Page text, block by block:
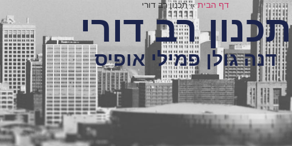
דף הבית»תכנון רב דורי
תכנון רב דורי
דנה גולן פמילי אופיס